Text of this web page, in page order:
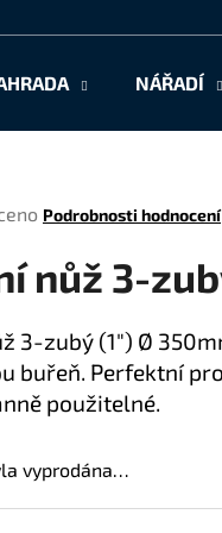
NÁŘADÍ
Podrobnosti hodnocení
nůž 3-
3-zubý (1") Ø
buřeň. Perfektní
použitelné.
vyprodána…